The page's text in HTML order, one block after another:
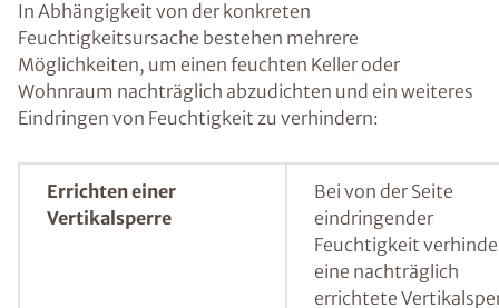
Salzablagerungen können darauf hindeuten,
dass der Feuchtigkeitsgehalt im Mauerwerk zu
hoch ist. Zum Bestimmen der Feuchtigkeit in
einer Wand haben sich spezielle
Feuchtemessverfahren bewährt.
Durch Messmethoden kann der Feuchtegehalt in einer